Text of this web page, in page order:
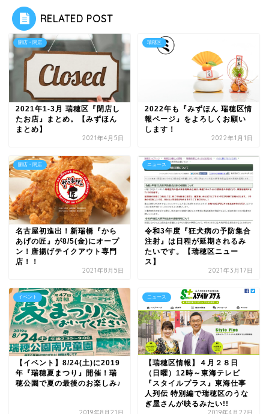
RELATED POST
開店・閉店
2021年1-3月 瑞穂区『閉店し
たお店』まとめ。【みずほん
まとめ】
2021年4月5日
瑞穂区
2022年も『みずほん 瑞穂区情
報ページ』をよろしくお願い
します！
2022年1月1日
開店・閉店
名古屋初進出！新瑞橋『から
あげの匠』が8/5(金)にオープ
ン！唐揚げテイクアウト専門
店！！
2021年8月5日
ニュース
令和3年度『狂犬病の予防集合
注射』は日程が延期されるみ
たいです。【瑞穂区ニュー
ス】
2021年3月17日
イベント
【イベント】8/24(土)に2019
年『瑞穂夏まつり』開催！瑞
穂公園で夏の最後のお楽しみ♪
ニュース
【瑞穂区情報】４月２８日
（日曜）12時～東海テレビ
『スタイルプラス』東海仕事
人列伝 特別編で瑞穂区のうな
ぎ屋さんが映るみたい!!